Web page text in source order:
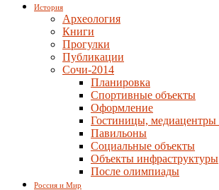
История
Археология
Книги
Прогулки
Публикации
Сочи-2014
Планировка
Спортивные объекты
Оформление
Гостиницы, медиацентры
Павильоны
Социальные объекты
Объекты инфраструктуры
После олимпиады
Россия и Мир